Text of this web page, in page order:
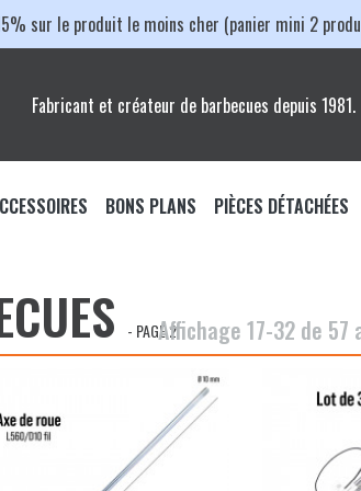
sur le produit le moins cher (panier mini 2
Fabricant et créateur de barbecues depuis 1981.
Plancha
Braséro
Grilles de Cuisson
BONS PLANS
PROMOS DU MOMENT
PIÈCES DÉTACHÉES
Grilles de Cuisson
Axe de Roue et
- PAGE 2Affichage 17-32 de